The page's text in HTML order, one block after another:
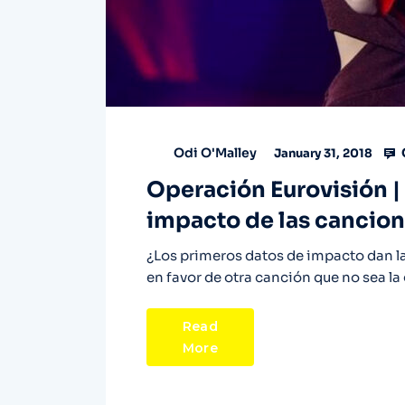
Odi O'Malley January 31, 2018
Operación Eurovisión
impacto de las
¿Los primeros datos de impacto dan
en favor de otra canción que no sea
Read
More